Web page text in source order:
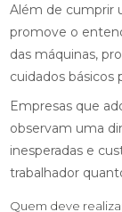
Além de cumprir
promove o
das máquinas,
cuidados básicos
Empresas que
observam uma
inesperadas e
trabalhador
Quem deve